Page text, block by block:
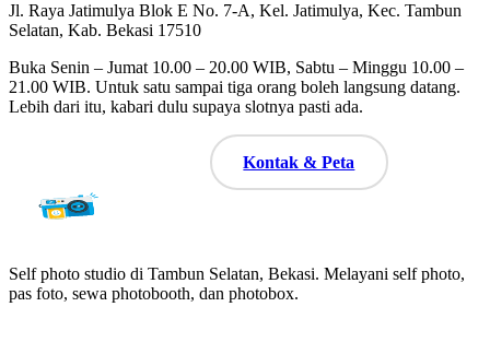
Jl. Raya Jatimulya Blok E No. 7-A, Kel. Jatimulya, Kec. Tambun
Selatan, Kab. Bekasi 17510
Buka Senin – Jumat 10.00 – 20.00 WIB, Sabtu – Minggu 10.00 –
21.00 WIB. Untuk satu sampai tiga orang boleh langsung datang.
Lebih dari itu, kabari dulu supaya slotnya pasti ada.
Kontak & Peta
Self photo studio di Tambun Selatan, Bekasi. Melayani self photo,
pas foto, sewa photobooth, dan photobox.